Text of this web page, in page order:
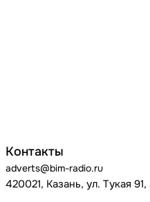
Контакты
adverts@bim-radio.ru
420021, Казань, ул. Тукая